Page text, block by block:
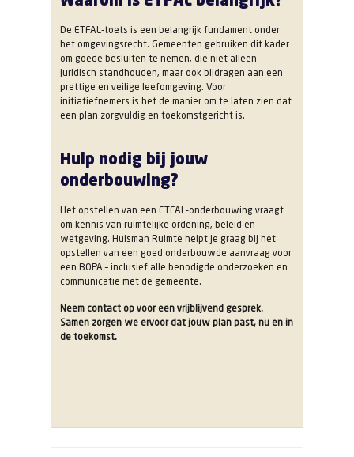
De ETFAL-toets is een belangrijk fundament onder
het omgevingsrecht. Gemeenten gebruiken dit kader
om goede besluiten te nemen, die niet alleen
juridisch standhouden, maar ook bijdragen aan een
prettige en veilige leefomgeving. Voor
initiatiefnemers is het de manier om te laten zien dat
een plan zorgvuldig en toekomstgericht is.
Hulp nodig bij jouw
onderbouwing?
Het opstellen van een ETFAL-onderbouwing vraagt
om kennis van ruimtelijke ordening, beleid en
wetgeving. Huisman Ruimte helpt je graag bij het
opstellen van een goed onderbouwde aanvraag voor
een BOPA – inclusief alle benodigde onderzoeken en
communicatie met de gemeente.
Neem contact op voor een vrijblijvend gesprek.
Samen zorgen we ervoor dat jouw plan past, nu en in
de toekomst.